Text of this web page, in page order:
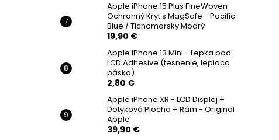
Apple iPhone 15 Plus FineWoven
Ochranný Kryt s MagSafe - Pacific
Blue / Tichomorsky Modrý
19,90 €
Apple iPhone 13 Mini - Lepka pod
LCD Adhesive (tesnenie, lepiaca
páska)
2,80 €
Apple iPhone XR - LCD Displej +
Dotyková Plocha + Rám - Original
Apple
39,90 €